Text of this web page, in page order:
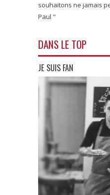
souhaitons ne jamais
Paul "
DANS LE TOP
JE SUIS FAN